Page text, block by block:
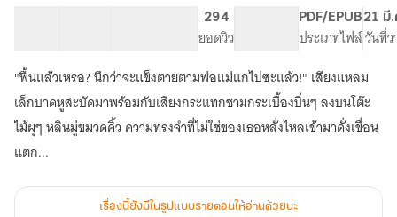
หญิง
ระบบ
ห้าง
ย้อน
รอย
ยุค70
294
ยอดวิว
PDF/EPUB
ประเภทไฟล์
21 มี
วันที่ว
"ฟื้นแล้วเหรอ? นึกว่าจะแข็งตายตามพ่อแม่แกไปซะแล้ว!" เสียงแหลม
เล็กบาดหูสะบัดมาพร้อมกับเสียงกระแทกชามกระเบื้องบิ่นๆ ลงบนโต๊ะ
ไม้ผุๆ หลินมู่ขมวดคิ้ว ความทรงจำที่ไม่ใช่ของเธอหลั่งไหลเข้ามาดั่งเขื่อน
แตก...
เรื่องนี้ยังมีในรูปแบบรายตอนให้อ่านด้วยนะ